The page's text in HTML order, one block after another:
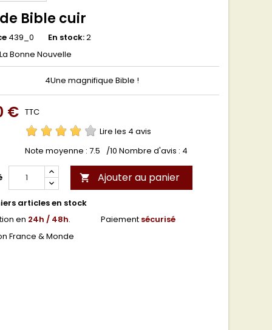
Bible cuir
439_0 En stock:2
La Bonne Nouvelle
4Une magnifique Bible !
€ TTC
Lire les 4 avis
Note moyenne : 7.5 /10 Nombre d'avis : 4
 Ajouter au panier
articles en stock
en 24h / 48h.
France & Monde
Paiement sécurisé